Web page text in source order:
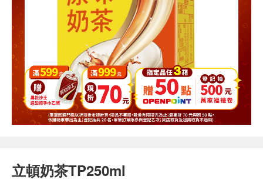
立頓奶茶TP250ml